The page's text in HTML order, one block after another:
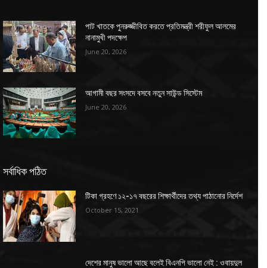
পাট খাতকে পুনরুজ্জীবিত করতে প্রতিমন্ত্রী শরীফুল আলমের
নানামুখী পদক্ষেপ
June 20, 2026
আগামী বছর সংসদে বসবে নতুন সাউন্ড সিস্টেম
June 20, 2026
সর্বাধিক পঠিত
টিকা গ্রহণে ১২-১৭ বছরের শিক্ষার্থীদের তথ্য পাঠানোর নির্দেশ
October 15, 2021
দেশের মানুষ ভালো আছে বলেই বিএনপি ভালো নেই : ওবায়দুল